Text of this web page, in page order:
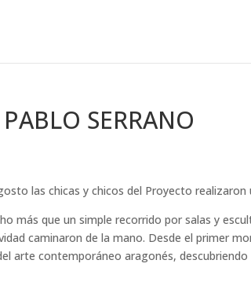
SERRANO
las chicas y chicos del Proyecto realizaron
más que un simple recorrido por salas y
caminaron de la mano. Desde el primer
arte contemporáneo aragonés,